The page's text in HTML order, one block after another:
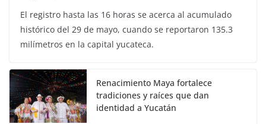
El registro hasta las 16 horas se acerca al acumulado
histórico del 29 de mayo, cuando se reportaron 135.3
milímetros en la capital yucateca.
Renacimiento Maya fortalece
tradiciones y raíces que dan
identidad a Yucatán